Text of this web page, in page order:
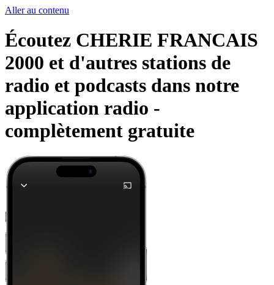
Aller au contenu
Écoutez CHERIE FRANCAIS
2000 et d'autres stations de
radio et podcasts dans notre
application radio -
complètement gratuite